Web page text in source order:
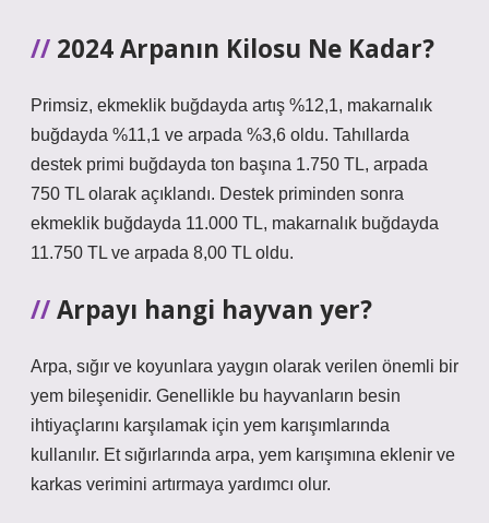
2024 Arpanın Kilosu Ne Kadar?
Primsiz, ekmeklik buğdayda artış %12,1, makarnalık
buğdayda %11,1 ve arpada %3,6 oldu. Tahıllarda
destek primi buğdayda ton başına 1.750 TL, arpada
750 TL olarak açıklandı. Destek priminden sonra
ekmeklik buğdayda 11.000 TL, makarnalık buğdayda
11.750 TL ve arpada 8,00 TL oldu.
Arpayı hangi hayvan yer?
Arpa, sığır ve koyunlara yaygın olarak verilen önemli bir
yem bileşenidir. Genellikle bu hayvanların besin
ihtiyaçlarını karşılamak için yem karışımlarında
kullanılır. Et sığırlarında arpa, yem karışımına eklenir ve
karkas verimini artırmaya yardımcı olur.